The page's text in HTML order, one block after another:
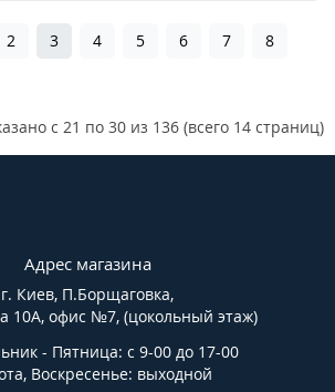
2 3 4 5 6 7
8
с 21 по 30 из 136 (всего 14 страниц)
Адрес магазина
г. Киев, П.Борщаговка,
10А, офис №7, (цокольный этаж)
- Пятница: с 9-00 до 17-00
Воскресенье: выходной